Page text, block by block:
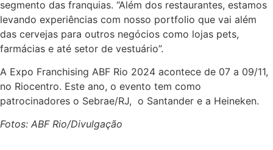
segmento das franquias. “Além dos restaurantes, estamos
levando experiências com nosso portfolio que vai além
das cervejas para outros negócios como lojas pets,
farmácias e até setor de vestuário”.
A Expo Franchising ABF Rio 2024 acontece de 07 a 09/11,
no Riocentro. Este ano, o evento tem como
patrocinadores o Sebrae/RJ, o Santander e a Heineken.
Fotos: ABF Rio/Divulgação